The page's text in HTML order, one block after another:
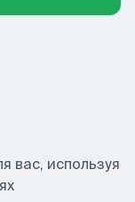
вас, используя